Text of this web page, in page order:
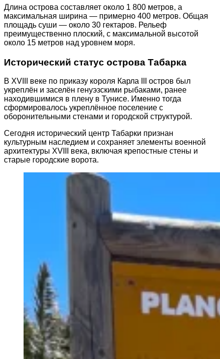
Длина острова составляет около 1 800 метров, а
максимальная ширина — примерно 400 метров. Общая
площадь суши — около 30 гектаров. Рельеф
преимущественно плоский, с максимальной высотой
около 15 метров над уровнем моря.
Исторический статус острова Табарка
В XVIII веке по приказу короля Карла III остров был
укреплён и заселён генуэзскими рыбаками, ранее
находившимися в плену в Тунисе. Именно тогда
сформировалось укреплённое поселение с
оборонительными стенами и городской структурой.
Сегодня исторический центр Табарки признан
культурным наследием и сохраняет элементы военной
архитектуры XVIII века, включая крепостные стены и
старые городские ворота.